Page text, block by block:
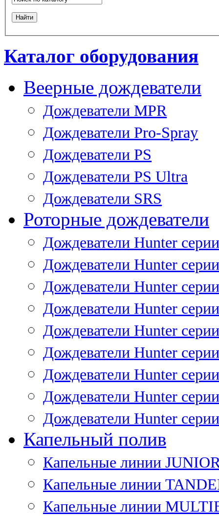
Каталог оборудования
Веерные дождеватели
Дождеватели MPR
Дождеватели Pro-Spray
Дождеватели PS
Дождеватели PS Ultra
Дождеватели SRS
Роторные дождеватели
Дождеватели Hunter
Дождеватели Hunter
Дождеватели Hunter
Дождеватели Hunter
Дождеватели Hunter
Дождеватели Hunter
Дождеватели Hunter
Дождеватели Hunter
Дождеватели Hunter
Капельный полив
Капельные линии
Капельные линии
Капельные линии